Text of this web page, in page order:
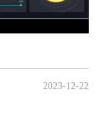
2023-12-22